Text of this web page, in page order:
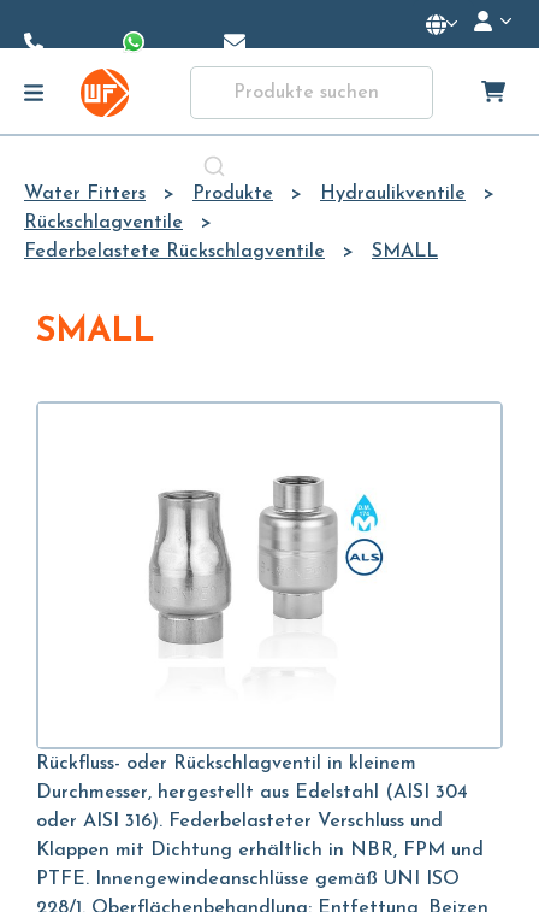
Content
Water Fitters Produkte
Hydraulikventile
Rückschlagventile
Federbelastete Rückschlagventile
SMALL
SMALL
Rückfluss- oder Rückschlagventil in kleinem
Durchmesser, hergestellt aus Edelstahl (AISI 304
oder AISI 316). Federbelasteter Verschluss und
Klappen mit Dichtung erhältlich in NBR, FPM und
PTFE. Innengewindeanschlüsse gemäß UNI ISO